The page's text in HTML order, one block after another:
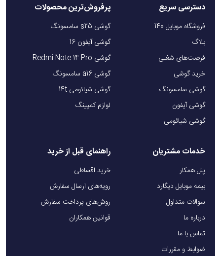
دسترسی سریع
فروشگاه موبایل 140
بلاگ
فرصت‌های شغلی
خرید گوشی
گوشی سامسونگ
گوشی آیفون
گوشی شیائومی
پرفروش‌ترین محصولات
گوشی s25 سامسونگ
گوشی آیفون 16
گوشی Redmi Note 14 Pro
گوشی a16 سامسونگ
گوشی شیائومی 14t
لوازم کمپینگ
خدمات مشتریان
پنل همکار
بیمه موبایل دیگارد
سوالات متداول
درباره ما
تماس با ما
ضوابط و مقررات
راهنمای قبل از خرید
خرید اقساطی
رویه‌های ارسال سفارش
روش‌های پرداخت سفارش
قوانین همکاران